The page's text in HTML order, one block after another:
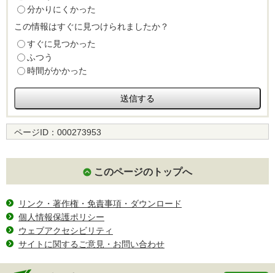
分かりにくかった
この情報はすぐに見つけられましたか？
すぐに見つかった
ふつう
時間がかかった
ページID： 000273953
このページのトップへ
リンク・著作権・免責事項・ダウンロード
個人情報保護ポリシー
ウェブアクセシビリティ
サイトに関するご意見・お問い合わせ